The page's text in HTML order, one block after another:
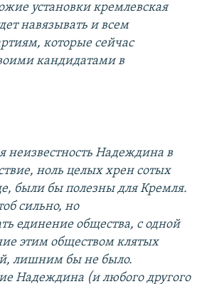
установки кремлевская
навязывать и всем
которые сейчас
кандидатами в
неизвестность Надеждина в
ноль целых хрен сотых
были бы полезны для Кремля.
сильно, но
единение общества, с одной
этим обществом клятых
лишним бы не было.
Надеждина (и любого другого